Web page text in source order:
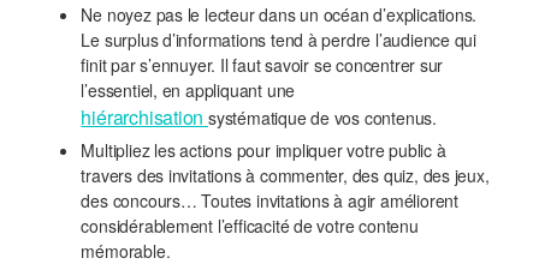
Ne noyez pas le lecteur dans un océan d’explications.
Le surplus d’informations tend à perdre l’audience qui
finit par s’ennuyer. Il faut savoir se concentrer sur
l’essentiel, en appliquant une
hiérarchisationsystématique de vos contenus.
Multipliez les actions pour impliquer votre public à
travers des invitations à commenter, des quiz, des jeux,
des concours… Toutes invitations à agir améliorent
considérablement l’efficacité de votre contenu
mémorable.